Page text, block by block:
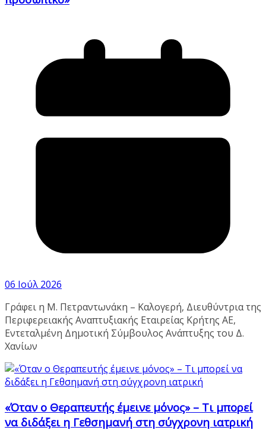
06 Ιούλ 2026
Γράφει η Μ. Πετραντωνάκη – Καλογερή, Διευθύντρια της
Περιφερειακής Αναπτυξιακής Εταιρείας Κρήτης ΑΕ,
Εντεταλμένη Δημοτική Σύμβουλος Ανάπτυξης του Δ.
Χανίων
«Όταν ο Θεραπευτής έμεινε μόνος» – Τι μπορεί
να διδάξει η Γεθσημανή στη σύγχρονη ιατρική